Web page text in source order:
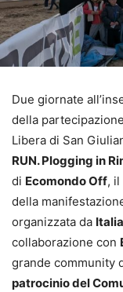
Due giornate
della
Libera di San
RUN. Plogging in
di Ecomondo Off,
della
organizzata da
collaborazione con
grande community
patrocinio del